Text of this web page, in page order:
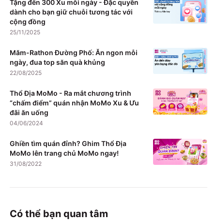
Tặng đến 300 Xu mỗi ngày - Đặc quyền
dành cho bạn giữ chuỗi tương tác với
cộng đồng
25/11/2025
Măm-Rathon Đường Phố: Ăn ngon mỗi
ngày, đua top săn quà khủng
22/08/2025
Thổ Địa MoMo - Ra mắt chương trình
“chấm điểm” quán nhận MoMo Xu & Ưu
đãi ăn uống
04/06/2024
Ghiền tìm quán đỉnh? Ghim Thổ Địa
MoMo lên trang chủ MoMo ngay!
31/08/2022
Có thể bạn quan tâm